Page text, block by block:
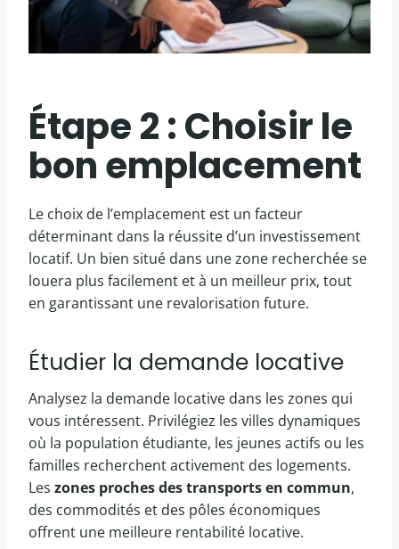
Étape 2 : Choisir le
bon emplacement
Le choix de l’emplacement est un facteur
déterminant dans la réussite d’un investissement
locatif. Un bien situé dans une zone recherchée se
louera plus facilement et à un meilleur prix, tout
en garantissant une revalorisation future.
Étudier la demande locative
Analysez la demande locative dans les zones qui
vous intéressent. Privilégiez les villes dynamiques
où la population étudiante, les jeunes actifs ou les
familles recherchent activement des logements.
Les zones proches des transports en commun,
des commodités et des pôles économiques
offrent une meilleure rentabilité locative.